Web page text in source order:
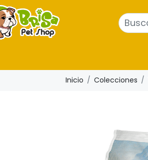
Inicio Colecciones